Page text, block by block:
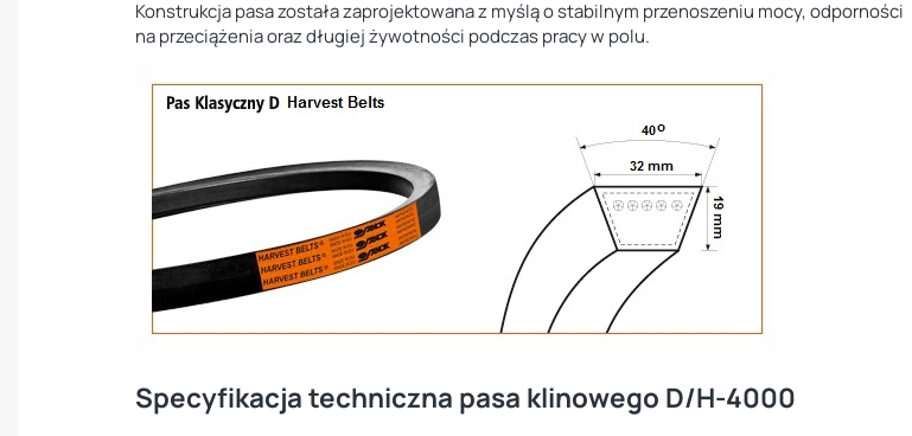
Konstrukcja pasa została zaprojektowana z myślą o stabilnym przenoszeniu mocy, odporności
na przeciążenia oraz długiej żywotności podczas pracy w polu.
Specyfikacja techniczna pasa klinowego D/H-4000